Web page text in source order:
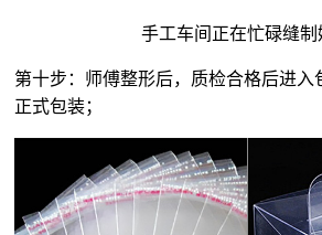
手工车间正在忙碌缝制
第十步：师傅整形后，质检合格后进入
正式包装；